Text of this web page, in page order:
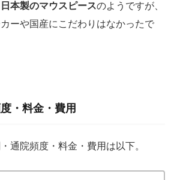
日本製のマウスピースのようですが、
ーや国産にこだわりはなかったで
・料金・費用
通院頻度・料金・費用は以下。